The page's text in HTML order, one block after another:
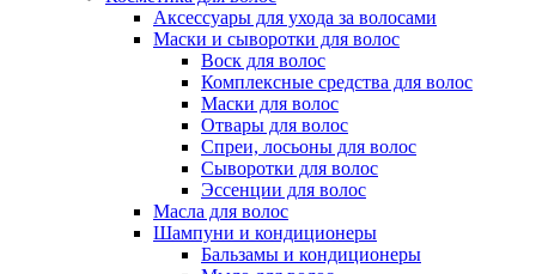
Аксессуары для ухода за волосами
Маски и сыворотки для волос
Воск для волос
Комплексные средства для волос
Маски для волос
Отвары для волос
Спреи, лосьоны для волос
Сыворотки для волос
Эссенции для волос
Масла для волос
Шампуни и кондиционеры
Бальзамы и кондиционеры